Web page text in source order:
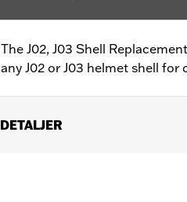
The J02, J03 Shell
any J02 or J03 helmet shell
DETALJER